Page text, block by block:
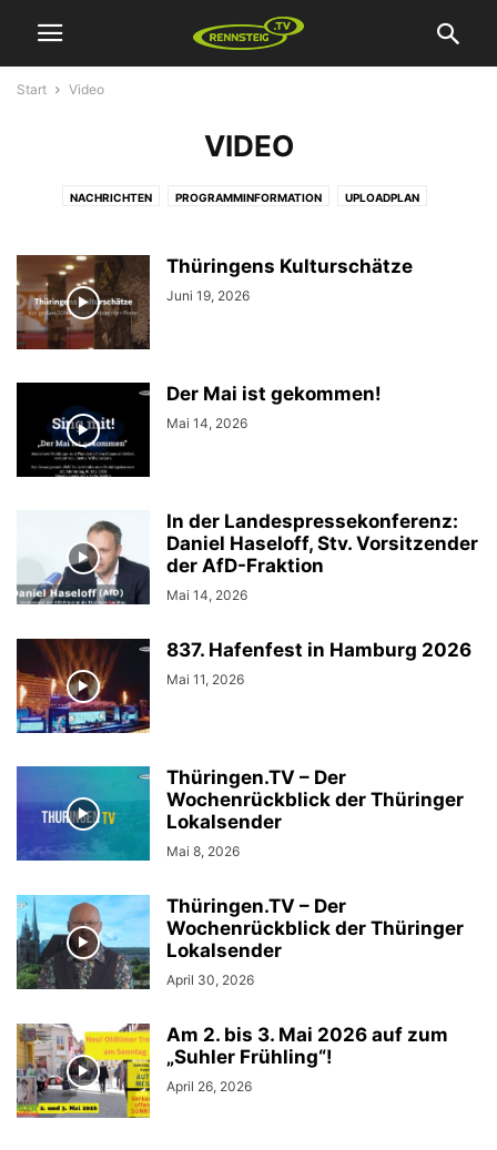
Start Video
VIDEO
NACHRICHTEN PROGRAMMINFORMATION UPLOADPLAN
Thüringens Kulturschätze
Juni 19, 2026
Der Mai ist gekommen!
Mai 14, 2026
In der Landespressekonferenz:
Daniel Haseloff, Stv. Vorsitzender
der AfD-Fraktion
Mai 14, 2026
837. Hafenfest in Hamburg 2026
Mai 11, 2026
Thüringen.TV – Der
Wochenrückblick der Thüringer
Lokalsender
Mai 8, 2026
Thüringen.TV – Der
Wochenrückblick der Thüringer
Lokalsender
April 30, 2026
Am 2. bis 3. Mai 2026 auf zum
„Suhler Frühling“!
April 26, 2026